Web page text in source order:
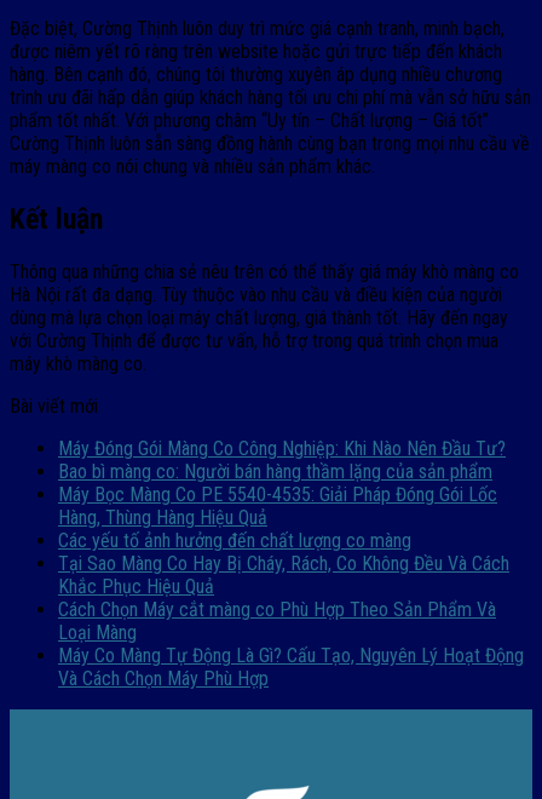
Đặc biệt, Cường Thịnh luôn duy trì mức giá cạnh tranh, minh bạch,
được niêm yết rõ ràng trên website hoặc gửi trực tiếp đến khách
hàng. Bên cạnh đó, chúng tôi thường xuyên áp dụng nhiều chương
trình ưu đãi hấp dẫn giúp khách hàng tối ưu chi phí mà vẫn sở hữu sản
phẩm tốt nhất. Với phương châm “Uy tín – Chất lượng – Giá tốt”
Cường Thịnh luôn sẵn sàng đồng hành cùng bạn trong mọi nhu cầu về
máy màng co nói chung và nhiều sản phẩm khác.
Kết luận
Thông qua những chia sẻ nêu trên có thể thấy giá máy khò màng co
Hà Nội rất đa dạng. Tùy thuộc vào nhu cầu và điều kiện của người
dùng mà lựa chọn loại máy chất lượng, giá thành tốt. Hãy đến ngay
với Cường Thịnh để được tư vấn, hỗ trợ trong quá trình chọn mua
máy khò màng co.
Bài viết mới
Máy Đóng Gói Màng Co Công Nghiệp: Khi Nào Nên Đầu Tư?
Bao bì màng co: Người bán hàng thầm lặng của sản phẩm
Máy Bọc Màng Co PE 5540-4535: Giải Pháp Đóng Gói Lốc
Hàng, Thùng Hàng Hiệu Quả
Các yếu tố ảnh hưởng đến chất lượng co màng
Tại Sao Màng Co Hay Bị Cháy, Rách, Co Không Đều Và Cách
Khắc Phục Hiệu Quả
Cách Chọn Máy cắt màng co Phù Hợp Theo Sản Phẩm Và
Loại Màng
Máy Co Màng Tự Động Là Gì? Cấu Tạo, Nguyên Lý Hoạt Động
Và Cách Chọn Máy Phù Hợp